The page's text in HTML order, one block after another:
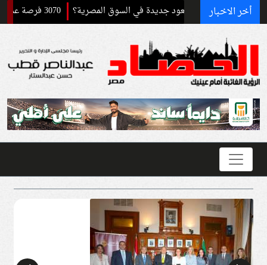
أخر الاخبار 3070 فرصة عمل برواتب تصل إلى 9500 جنيه.. قدم الآن